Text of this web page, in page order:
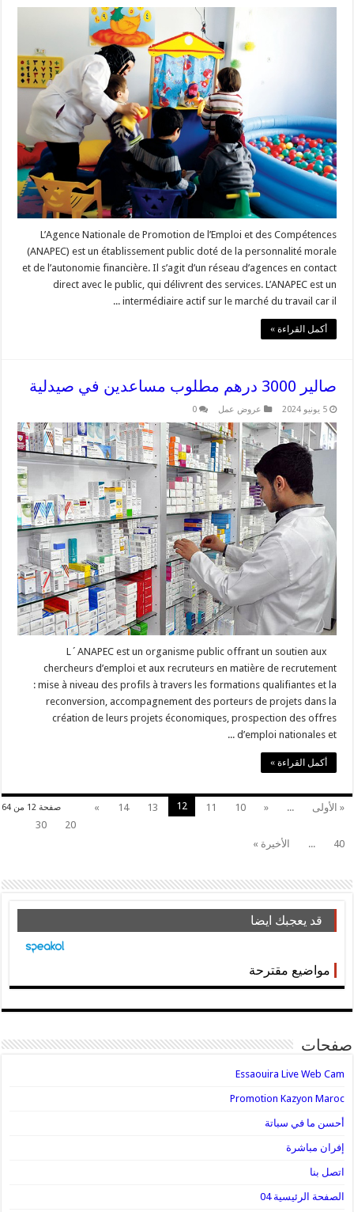
L’Agence Nationale de Promotion de l’Emploi et des Compétences
(ANAPEC) est un établissement public doté de la personnalité morale
et de l’autonomie financière. Il s’agit d’un réseau d’agences en contact
direct avec le public, qui délivrent des services. L’ANAPEC est un
intermédiaire actif sur le marché du travail car il ...
أكمل القراءة »
صالير 3000 درهم مطلوب مساعدين في صيدلية
5 يونيو 2024 عروض عمل 0
L´ANAPEC est un organisme public offrant un soutien aux
chercheurs d’emploi et aux recruteurs en matière de recrutement
: mise à niveau des profils à travers les formations qualifiantes et la
reconversion, accompagnement des porteurs de projets dans la
création de leurs projets économiques, prospection des offres
d’emploi nationales et ...
أكمل القراءة »
صفحة 12 من 64 « الأولى ...
«
10
11
12
13
14
»
20
30
40
... الأخيرة »
قد يعجبك ايضا
مواضيع مقترحة
صفحات
Essaouira Live Web Cam
Promotion Kazyon Maroc
أحسن ما في سباتة
إفران مباشرة
اتصل بنا
الصفحة الرئيسية 04